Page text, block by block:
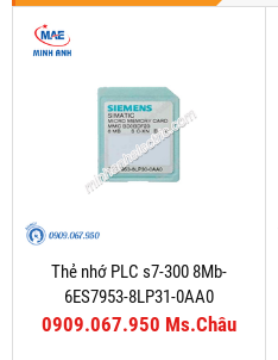
Thẻ nhớ PLC s7-300 8Mb-
6ES7953-8LP31-0AA0
0909.067.950 Ms.Châu